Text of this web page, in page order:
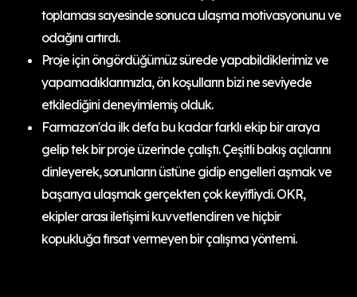
toplaması sayesinde sonuca ulaşma motivasyonunu ve
odağını artırdı.
Proje için öngördüğümüz sürede yapabildiklerimiz ve
yapamadıklarımızla, ön koşulların bizi ne seviyede
etkilediğini deneyimlemiş olduk.
Farmazon'da ilk defa bu kadar farklı ekip bir araya
gelip tek bir proje üzerinde çalıştı. Çeşitli bakış açılarını
dinleyerek, sorunların üstüne gidip engelleri aşmak ve
başarıya ulaşmak gerçekten çok keyifliydi. OKR,
ekipler arası iletişimi kuvvetlendiren ve hiçbir
kopukluğa fırsat vermeyen bir çalışma yöntemi.